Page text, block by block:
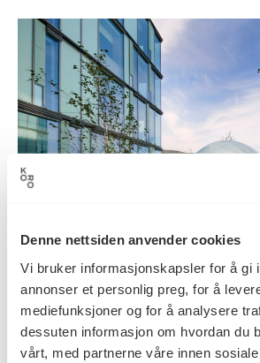
Denne nettsiden anvender cookies
Vi bruker informasjonskapsler for å gi
annonser et personlig preg, for å
mediefunksjoner og for å analysere
dessuten informasjon om hvordan du
vårt, med partnerne våre innen sosiale
Perler
Ole Rosén, Mari Røysamb